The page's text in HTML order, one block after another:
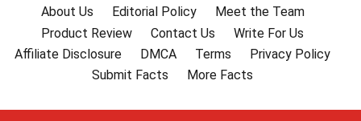
About Us Editorial Policy
Meet the Team
Product Review
Contact Us
Write For Us
Affiliate Disclosure
DMCA Terms
Privacy Policy
Submit Facts
More Facts